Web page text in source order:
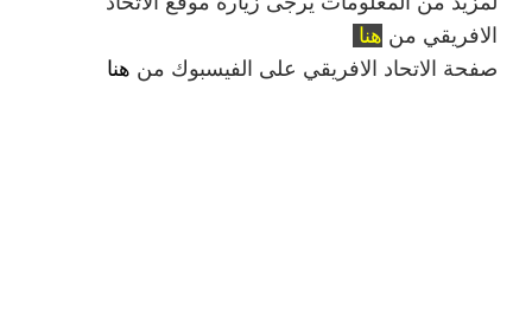
الافريقي من هنا
صفحة الاتحاد الافريقي على الفيسبوك من هنا